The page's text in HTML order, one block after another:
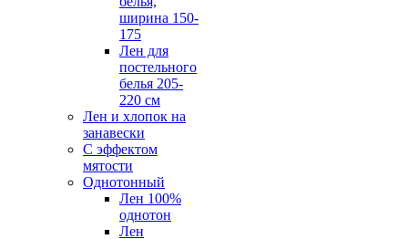
ширина 150-
175
Лен для
постельного
белья 205-
220 см
Лен и хлопок на
занавески
С эффектом
мятости
Однотонный
Лен 100%
однотон
Лен